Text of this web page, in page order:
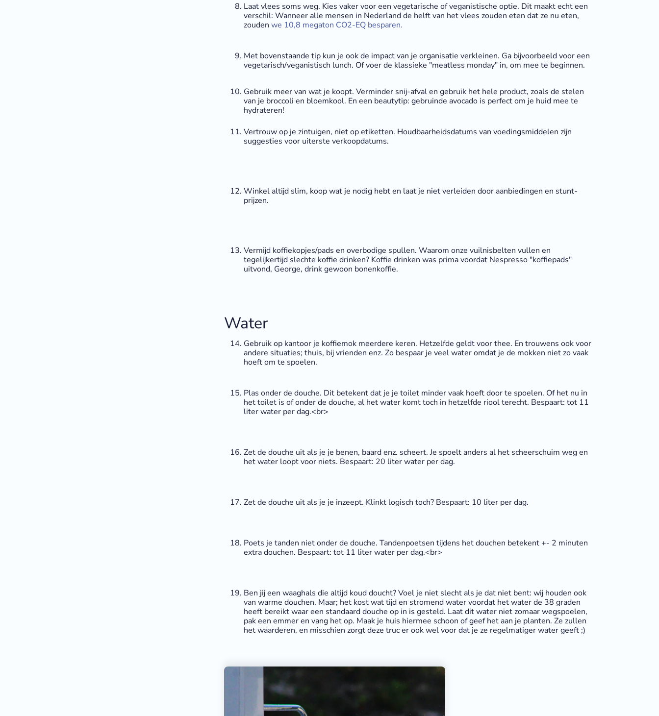
Laat vlees soms weg. Kies vaker voor een vegetarische of veganistische optie. Dit maakt echt een
verschil: Wanneer alle mensen in Nederland de helft van het vlees zouden eten dat ze nu eten,
zouden we 10,8 megaton CO2-EQ besparen.
Met bovenstaande tip kun je ook de impact van je organisatie verkleinen. Ga bijvoorbeeld voor een
vegetarisch/veganistisch lunch. Of voer de klassieke "meatless monday" in, om mee te beginnen.‍
Gebruik meer van wat je koopt. Verminder snij-afval en gebruik het hele product, zoals de stelen
van je broccoli en bloemkool. En een beautytip: gebruinde avocado is perfect om je huid mee te
hydrateren!
Vertrouw op je zintuigen, niet op etiketten. Houdbaarheidsdatums van voedingsmiddelen zijn
suggesties voor uiterste verkoopdatums.
Winkel altijd slim, koop wat je nodig hebt en laat je niet verleiden door aanbiedingen en stunt-
prijzen.
Vermijd koffiekopjes/pads en overbodige spullen. Waarom onze vuilnisbelten vullen en
tegelijkertijd slechte koffie drinken? Koffie drinken was prima voordat Nespresso "koffiepads"
uitvond, George, drink gewoon bonenkoffie.
Water
Gebruik op kantoor je koffiemok meerdere keren. Hetzelfde geldt voor thee. En trouwens ook voor
andere situaties; thuis, bij vrienden enz. Zo bespaar je veel water omdat je de mokken niet zo vaak
hoeft om te spoelen.
Plas onder de douche. Dit betekent dat je je toilet minder vaak hoeft door te spoelen. Of het nu in
het toilet is of onder de douche, al het water komt toch in hetzelfde riool terecht. Bespaart: tot 11
liter water per dag.<br>
Zet de douche uit als je je benen, baard enz. scheert. Je spoelt anders al het scheerschuim weg en
het water loopt voor niets. Bespaart: 20 liter water per dag.
Zet de douche uit als je je inzeept. Klinkt logisch toch? Bespaart: 10 liter per dag.
Poets je tanden niet onder de douche. Tandenpoetsen tijdens het douchen betekent +- 2 minuten
extra douchen. Bespaart: tot 11 liter water per dag.<br>
Ben jij een waaghals die altijd koud doucht? Voel je niet slecht als je dat niet bent: wij houden ook
van warme douchen. Maar; het kost wat tijd en stromend water voordat het water de 38 graden
heeft bereikt waar een standaard douche op in is gesteld. Laat dit water niet zomaar wegspoelen,
pak een emmer en vang het op. Maak je huis hiermee schoon of geef het aan je planten. Ze zullen
het waarderen, en misschien zorgt deze truc er ook wel voor dat je ze regelmatiger water geeft ;)